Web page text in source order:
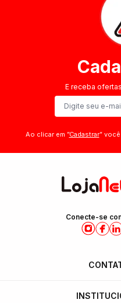
E receba
Ao clicar em ”Cadastrar”
Conecte-se